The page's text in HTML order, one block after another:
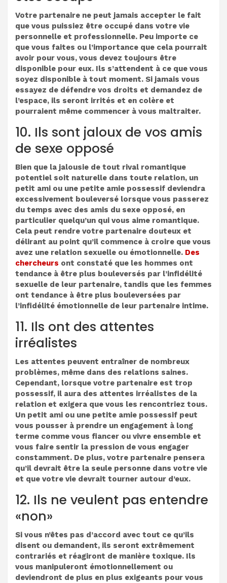
Votre partenaire ne peut jamais accepter le fait
que vous puissiez être occupé dans votre vie
personnelle et professionnelle. Peu importe ce
que vous faites ou l’importance que cela pourrait
avoir pour vous, vous devez toujours être
disponible pour eux. Ils s’attendent à ce que vous
soyez disponible à tout moment. Si jamais vous
essayez de défendre vos droits et demandez de
l’espace, ils seront irrités et en colère et
pourraient même commencer à vous maltraiter.
10. Ils sont jaloux de vos amis
de sexe opposé
Bien que la jalousie de tout rival romantique
potentiel soit naturelle dans toute relation, un
petit ami ou une petite amie possessif deviendra
excessivement bouleversé lorsque vous passerez
du temps avec des amis du sexe opposé, en
particulier quelqu’un qui vous aime romantique.
Cela peut rendre votre partenaire douteux et
délirant au point qu’il commence à croire que vous
avez une relation sexuelle ou émotionnelle. Des
chercheurs ont constaté que les hommes ont
tendance à être plus bouleversés par l’infidélité
sexuelle de leur partenaire, tandis que les femmes
ont tendance à être plus bouleversées par
l’infidélité émotionnelle de leur partenaire intime.
11. Ils ont des attentes
irréalistes
Les attentes peuvent entraîner de nombreux
problèmes, même dans des relations saines.
Cependant, lorsque votre partenaire est trop
possessif, il aura des attentes irréalistes de la
relation et exigera que vous les rencontriez tous.
Un petit ami ou une petite amie possessif peut
vous pousser à prendre un engagement à long
terme comme vous fiancer ou vivre ensemble et
vous faire sentir la pression de vous engager
constamment. De plus, votre partenaire pensera
qu’il devrait être la seule personne dans votre vie
et que votre vie devrait tourner autour d’eux.
12. Ils ne veulent pas entendre
«non»
Si vous n’êtes pas d’accord avec tout ce qu’ils
disent ou demandent, ils seront extrêmement
contrariés et réagiront de manière toxique. Ils
vous manipuleront émotionnellement ou
deviendront de plus en plus exigeants pour vous